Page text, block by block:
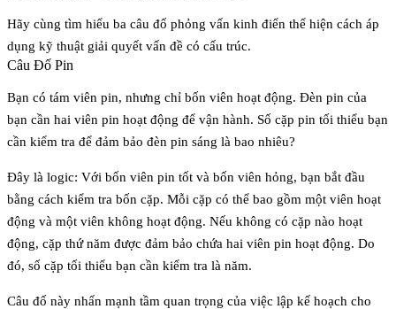
Hãy cùng tìm hiểu ba câu đố phỏng vấn kinh điển thể hiện cách áp
dụng kỹ thuật giải quyết vấn đề có cấu trúc.
Câu Đố Pin
Bạn có tám viên pin, nhưng chỉ bốn viên hoạt động. Đèn pin của
bạn cần hai viên pin hoạt động để vận hành. Số cặp pin tối thiểu bạn
cần kiểm tra để đảm bảo đèn pin sáng là bao nhiêu?
Đây là logic: Với bốn viên pin tốt và bốn viên hỏng, bạn bắt đầu
bằng cách kiểm tra bốn cặp. Mỗi cặp có thể bao gồm một viên hoạt
động và một viên không hoạt động. Nếu không có cặp nào hoạt
động, cặp thứ năm được đảm bảo chứa hai viên pin hoạt động. Do
đó, số cặp tối thiểu bạn cần kiểm tra là năm.
Câu đố này nhấn mạnh tầm quan trọng của việc lập kế hoạch cho